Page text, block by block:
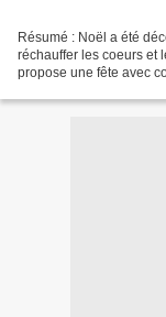
Résumé : Noël a été
réchauffer les coeurs et
propose une fête avec